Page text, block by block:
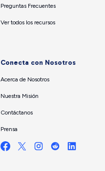
Preguntas Frecuentes
Ver todos los recursos
Conecta con Nosotros
Acerca de Nosotros
Nuestra Misión
Contáctanos
Prensa